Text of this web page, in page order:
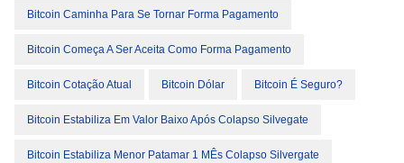
Bitcoin Caminha Para Se Tornar Forma Pagamento
Bitcoin Começa A Ser Aceita Como Forma Pagamento
Bitcoin Cotação Atual Bitcoin Dólar Bitcoin É Seguro?
Bitcoin Estabiliza Em Valor Baixo Após Colapso Silvegate
Bitcoin Estabiliza Menor Patamar 1 MÊs Colapso Silvergate